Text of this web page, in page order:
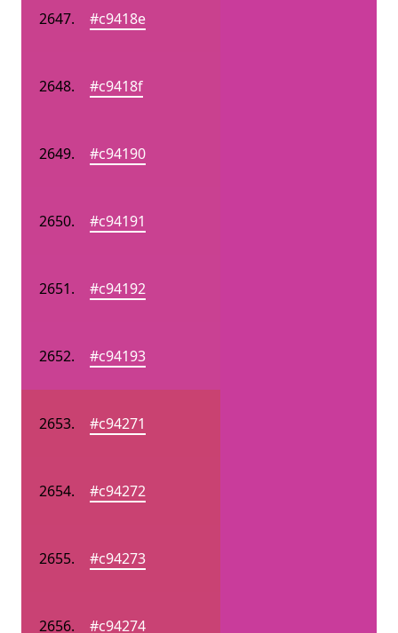
#c9418e
#c9418f
#c94190
#c94191
#c94192
#c94193
#c94271
#c94272
#c94273
#c94274